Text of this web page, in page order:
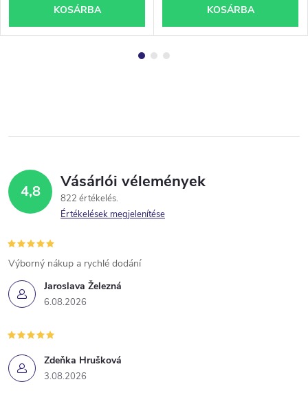
KOSÁRBA KOSÁRBA
4,8 Vásárlói vélemények
822 értékelés
Értékelések megjelenítése
Jaroslava Železná
6.08.2026
Výborný nákup a rychlé dodání
Zdeňka Hrušková
3.08.2026